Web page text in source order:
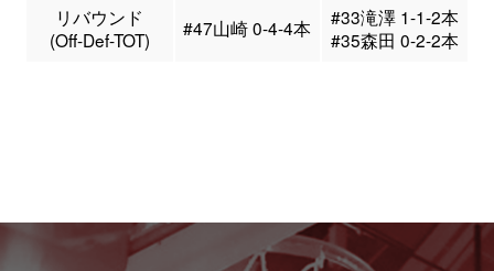
リバウンド
(Off-Def-TOT)
#47山崎 0-4-4本
#33滝澤 1-1-2本
#35森田 0-2-2本